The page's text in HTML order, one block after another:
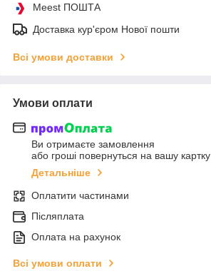
Meest ПОШТА
Доставка кур'єром Нової пошти
Всі умови доставки
Умови оплати
Ви отримаєте замовлення
або гроші повернуться на вашу картку
Детальніше
Оплатити частинами
Післяплата
Оплата на рахунок
Всі умови оплати